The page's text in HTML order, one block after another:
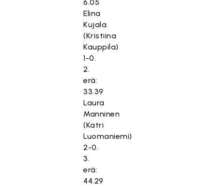
6.05
Elina
Kujala
(Kristiina
Kauppila)
1-0.
2.
erä:
33.39
Laura
Manninen
(Katri
Luomaniemi)
2-0.
3.
erä:
44.29